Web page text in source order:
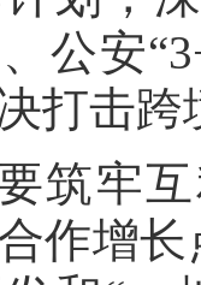
公安
打击跨
筑牢
作增